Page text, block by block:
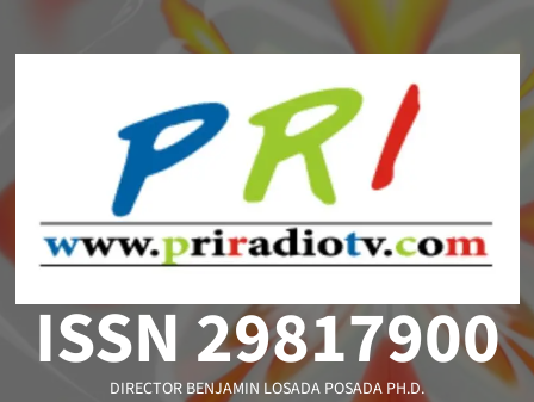
ISSN 29817900
DIRECTOR BENJAMIN LOSADA POSADA PH.D.